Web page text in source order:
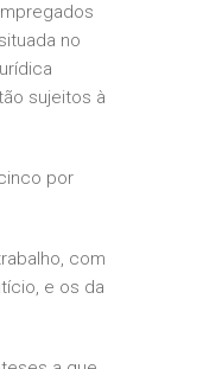
no
sujeitos à
por
com
e os da